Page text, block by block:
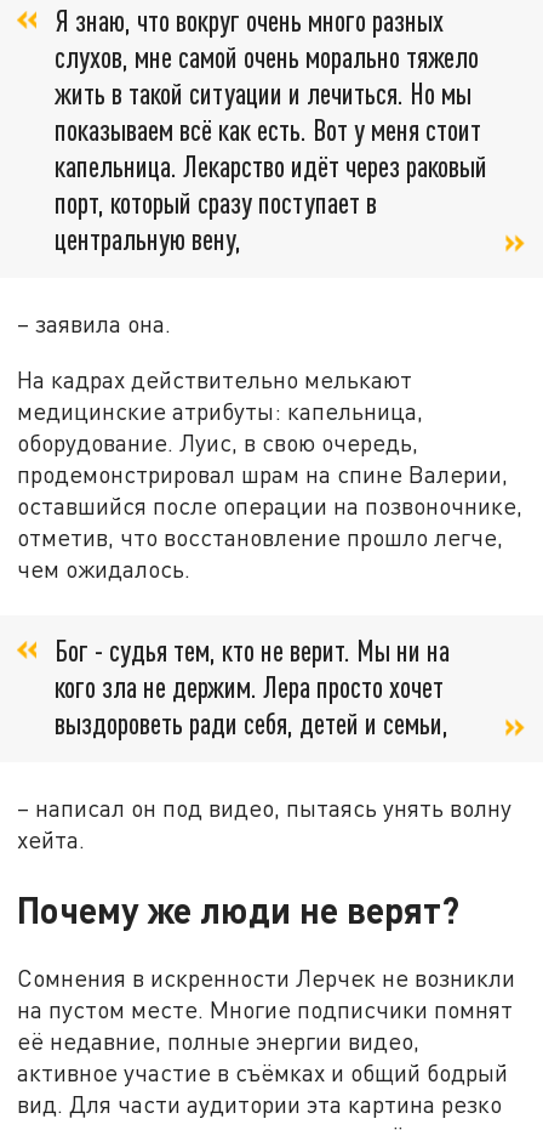
Я знаю, что вокруг очень много разных
слухов, мне самой очень морально тяжело
жить в такой ситуации и лечиться. Но мы
показываем всё как есть. Вот у меня стоит
капельница. Лекарство идёт через раковый
порт, который сразу поступает в
центральную вену,
– заявила она.
На кадрах действительно мелькают
медицинские атрибуты: капельница,
оборудование. Луис, в свою очередь,
продемонстрировал шрам на спине Валерии,
оставшийся после операции на позвоночнике,
отметив, что восстановление прошло легче,
чем ожидалось.
Бог - судья тем, кто не верит. Мы ни на
кого зла не держим. Лера просто хочет
выздороветь ради себя, детей и семьи,
– написал он под видео, пытаясь унять волну
хейта.
Почему же люди не верят?
Сомнения в искренности Лерчек не возникли
на пустом месте. Многие подписчики помнят
её недавние, полные энергии видео,
активное участие в съёмках и общий бодрый
вид. Для части аудитории эта картина резко